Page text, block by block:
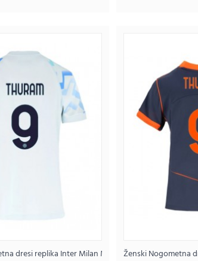
Ženski Nogometna dresi replika
2025-26 Kratek rokav
dresi replika Inter Milan Marcus Thuram #9
Ženski Nogometna